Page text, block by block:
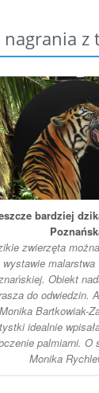
nagrania z
bardziej
zwierzęta
wystawie malarstwa
Obiekt
do odwiedzin.
Bartkowiak-
idealnie
palmiarni. O
Monika